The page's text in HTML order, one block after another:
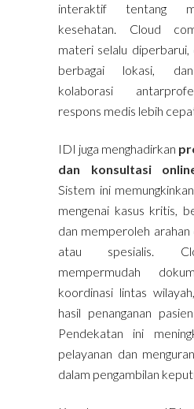
interaktif tentang
kesehatan. Cloud
materi selalu
berbagai lokasi,
kolaborasi
respons medis lebih
IDI juga menghadirkan
dan konsultasi
Sistem ini
mengenai kasus kritis,
dan memperoleh
atau spesialis.
mempermudah
koordinasi lintas
hasil penanganan
Pendekatan ini
pelayanan dan
dalam pengambilan